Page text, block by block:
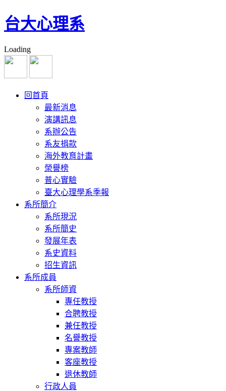
台大心理系
Loading
回首頁
最新消息
演講訊息
系辦公告
系友捐款
海外教育計畫
榮譽榜
普心實驗
臺大心理學系季報
系所簡介
系所現況
系所簡史
發展年表
系史資料
招生資訊
系所成員
系所師資
專任教授
合聘教授
兼任教授
名譽教授
專案教師
客座教授
退休教師
行政人員